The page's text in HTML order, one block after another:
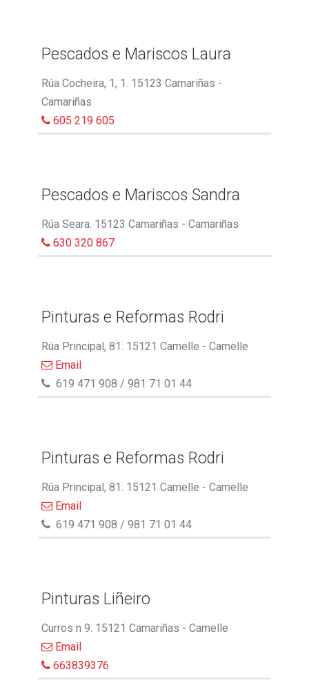
Pescados e Mariscos Laura
Rúa Cocheira, 1, 1. 15123 Camariñas -
Camariñas
605 219 605
Pescados e Mariscos Sandra
Rúa Seara. 15123 Camariñas - Camariñas
630 320 867
Pinturas e Reformas Rodri
Rúa Principal, 81. 15121 Camelle - Camelle
Email
619 471 908 / 981 71 01 44
Pinturas e Reformas Rodri
Rúa Principal, 81. 15121 Camelle - Camelle
Email
619 471 908 / 981 71 01 44
Pinturas Liñeiro
Curros n 9. 15121 Camariñas - Camelle
Email
663839376